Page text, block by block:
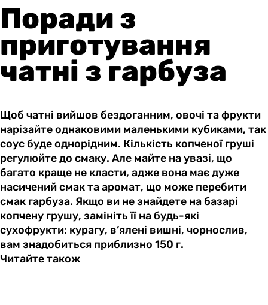
Поради з
приготування
чатні з гарбуза
Щоб чатні вийшов бездоганним, овочі та фрукти
нарізайте однаковими маленькими кубиками, так
соус буде однорідним. Кількість копченої груші
регулюйте до смаку. Але майте на увазі, що
багато краще не класти, адже вона має дуже
насичений смак та аромат, що може перебити
смак гарбуза. Якщо ви не знайдете на базарі
копчену грушу, замініть її на будь-які
сухофрукти: курагу, в’ялені вишні, чорнослив,
вам знадобиться приблизно 150 г.
Читайте також